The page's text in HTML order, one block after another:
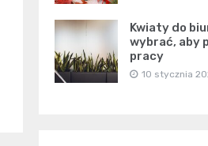
Kwiaty do
wybrać, aby
pracy
10 stycznia